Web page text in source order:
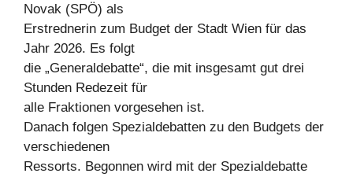
Novak (SPÖ) als
Erstrednerin zum Budget der Stadt Wien für das
Jahr 2026. Es folgt
die „Generaldebatte“, die mit insgesamt gut drei
Stunden Redezeit für
alle Fraktionen vorgesehen ist.
Danach folgen Spezialdebatten zu den Budgets der
verschiedenen
Ressorts. Begonnen wird mit der Spezialdebatte